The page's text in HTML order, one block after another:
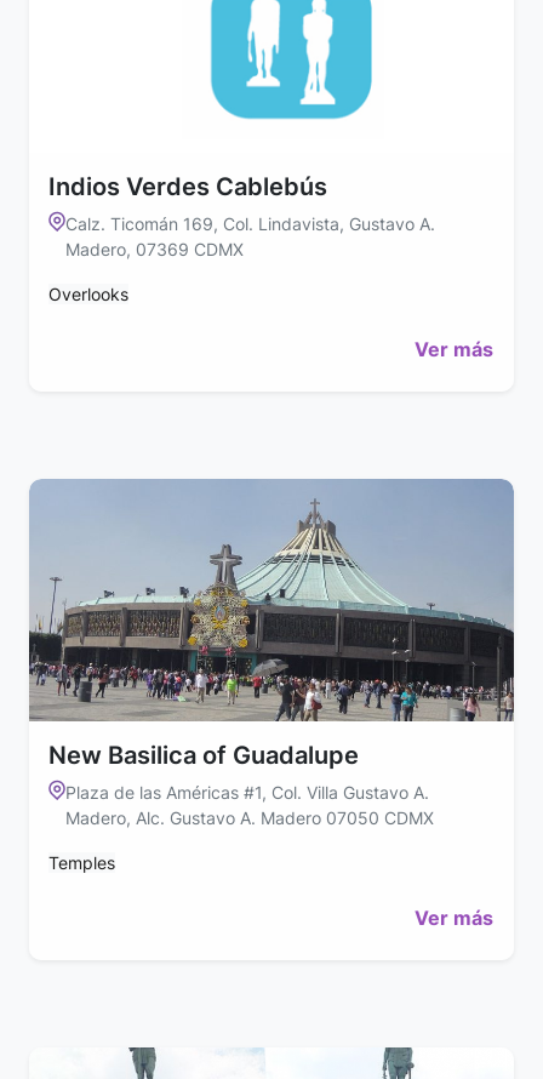
Indios Verdes Cablebús
Calz. Ticomán 169, Col. Lindavista, Gustavo A.
Madero, 07369 CDMX
Overlooks
Ver más
New Basilica of Guadalupe
Plaza de las Américas #1, Col. Villa Gustavo A.
Madero, Alc. Gustavo A. Madero 07050 CDMX
Temples
Ver más